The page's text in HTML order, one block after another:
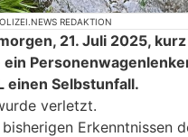
REDAKTION
21. Juli 2025,
einen Selbstunfall.
verletzt.
Erkenntnissen